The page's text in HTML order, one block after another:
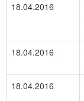
18.04.2016
18.04.2016
18.04.2016